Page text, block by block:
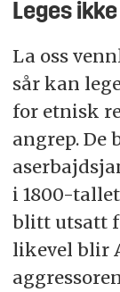
Leges ikke
La oss
sår kan
for etnisk
angrep. De
i 1800-
blitt utsatt
likevel blir